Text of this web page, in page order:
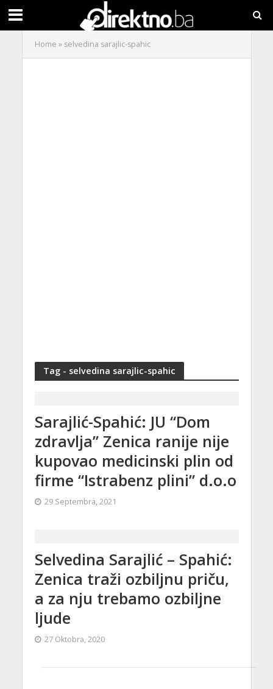
Home » selvedina sarajlic-spahic
Tag - selvedina sarajlic-spahic
Sarajlić-Spahić: JU “Dom
zdravlja” Zenica ranije nije
kupovao medicinski plin od
firme “Istrabenz plini” d.o.o
29 Septembra, 2021
Selvedina Sarajlić – Spahić:
Zenica traži ozbiljnu priču,
a za nju trebamo ozbiljne
ljude
27 Oktobra, 2020